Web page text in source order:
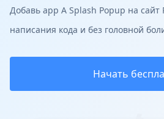
Добавь app A Splash Popup на сайт
написания кода и без головной
Начать